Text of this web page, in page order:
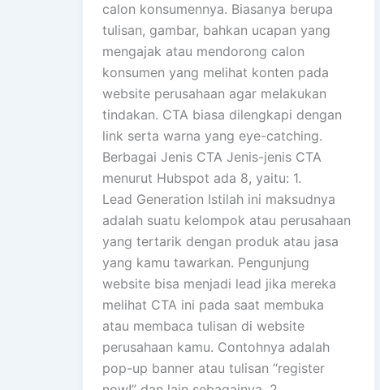
calon konsumennya. Biasanya berupa
tulisan, gambar, bahkan ucapan yang
mengajak atau mendorong calon
konsumen yang melihat konten pada
website perusahaan agar melakukan
tindakan. CTA biasa dilengkapi dengan
link serta warna yang eye-catching.
Berbagai Jenis CTA Jenis-jenis CTA
menurut Hubspot ada 8, yaitu: 1.
Lead Generation Istilah ini maksudnya
adalah suatu kelompok atau perusahaan
yang tertarik dengan produk atau jasa
yang kamu tawarkan. Pengunjung
website bisa menjadi lead jika mereka
melihat CTA ini pada saat membuka
atau membaca tulisan di website
perusahaan kamu. Contohnya adalah
pop-up banner atau tulisan “register